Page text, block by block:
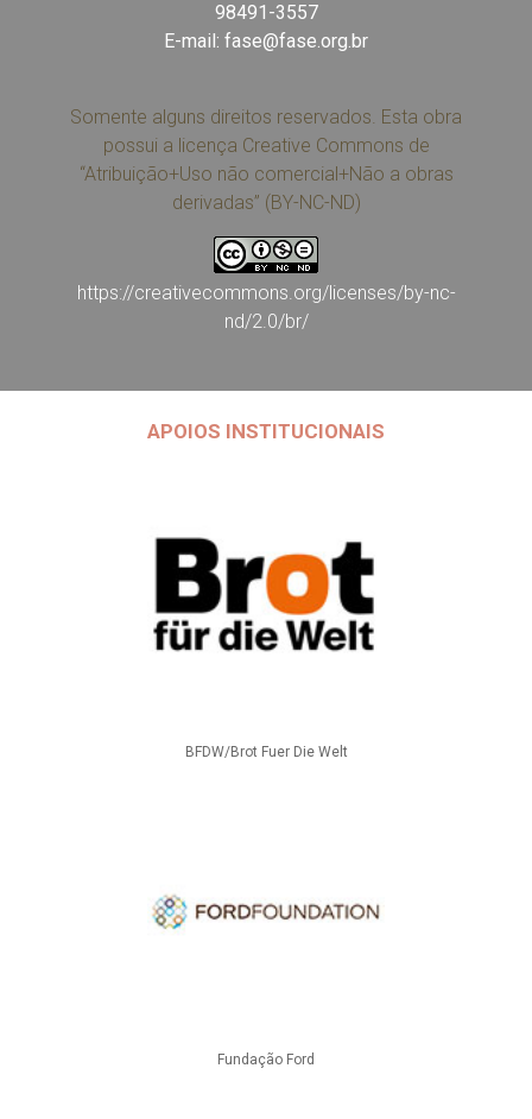
98491-3557
E-mail: fase@fase.org.br
Somente alguns direitos reservados. Esta obra
possui a licença Creative Commons de
“Atribuição+Uso não comercial+Não a obras
derivadas” (BY-NC-ND)
https://creativecommons.org/licenses/by-nc-
nd/2.0/br/
APOIOS INSTITUCIONAIS
BFDW/Brot Fuer Die Welt
Fundação Ford